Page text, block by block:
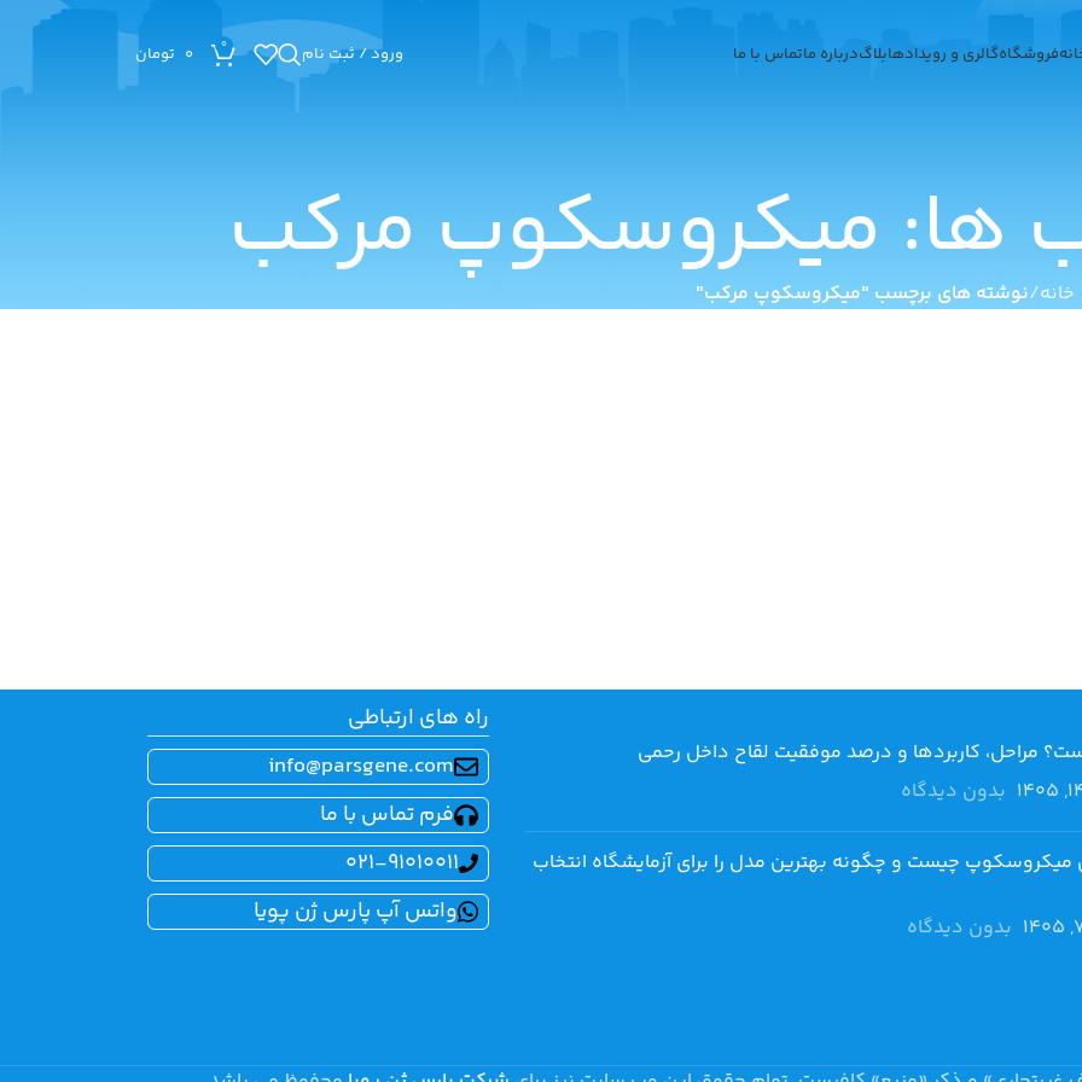
فروشگاهگالری و رویدادهابلاگدرباره ماتماس با ما ورود / ثبت نام 0
0 تومان
ها: میکروسکوپ مرکب
خانه نوشته های برچسب "میکروسکوپ مرکب"
بدون دیدگاه
میکروسکوپ چیست و چگونه بهترین مدل را برای آزمایشگاه انتخاب
بدون دیدگاه
راه های ارتباطی
info@parsgene.com
فرم تماس با ما
021-91010011
واتس آپ پارس ژن پویا